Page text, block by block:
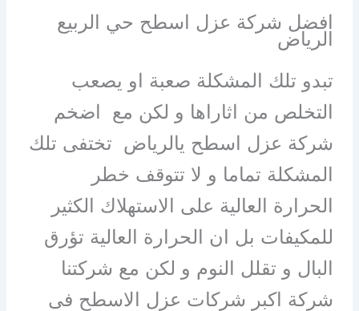
افضل شركة عزل اسطح حي الربيع
الرياض
تبدو تلك المشكلة صعبة او يصعب
التخلص من اثاراها و لكن مع اضخم
شركة عزل اسطح يالرياض تختفى تلك
المشكلة تماما و لا تتوقف خطر
الحرارة العالية على الاستهلاك الكثير
للمكيفات بل ان الحرارة العالية تؤرق
البال و تقلل النوم و لكن مع شركتنا
شركة اكبر شركات عزل الاسطح فى